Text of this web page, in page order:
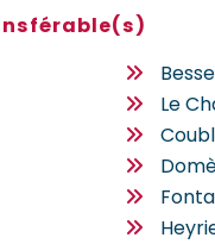
Besse
Le